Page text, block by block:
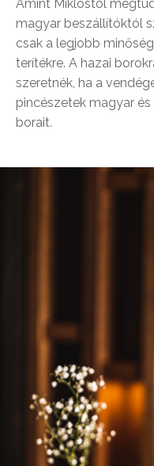
Amint Miklóstól
magyar beszállítóktól
csak a legjobb
terítékre. A hazai
szeretnék, ha a
pincészetek magyar
borait.